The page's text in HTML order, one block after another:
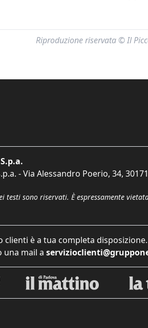
Riproduzione riservata © Il
- Via Alessandro Poerio, 34, 30171
testi sono riservati. È espressamente
clienti è a tua completa disposizione.
una mail a